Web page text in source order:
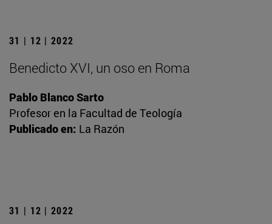
31 | 12 | 2022
Benedicto XVI, un oso en Roma
Pablo Blanco Sarto
Profesor en la Facultad de Teología
Publicado en: La Razón
31 | 12 | 2022